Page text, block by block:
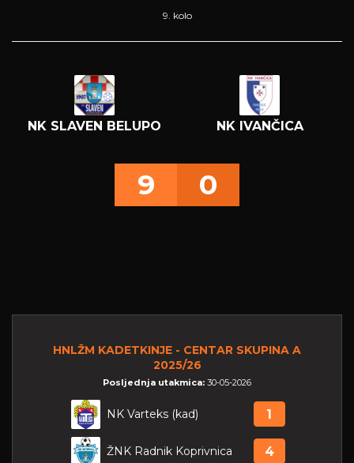
9. kolo
NK SLAVEN BELUPO NK IVANČICA
9 0
HNLŽM KADETKINJE - CENTAR SKUPINA A
2025/26
Posljednja utakmica: 30-05-2026
NK Varteks (kad) 1
ŽNK Radnik Koprivnica 4